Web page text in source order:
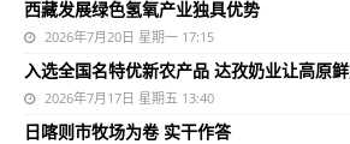
西藏发展绿色氢氧产业独具优势
2026年7月20日 星期一 17:15
入选全国名特优新农产品 达孜奶业让高原
2026年7月17日 星期五 13:40
日喀则市牧场为卷 实干作答